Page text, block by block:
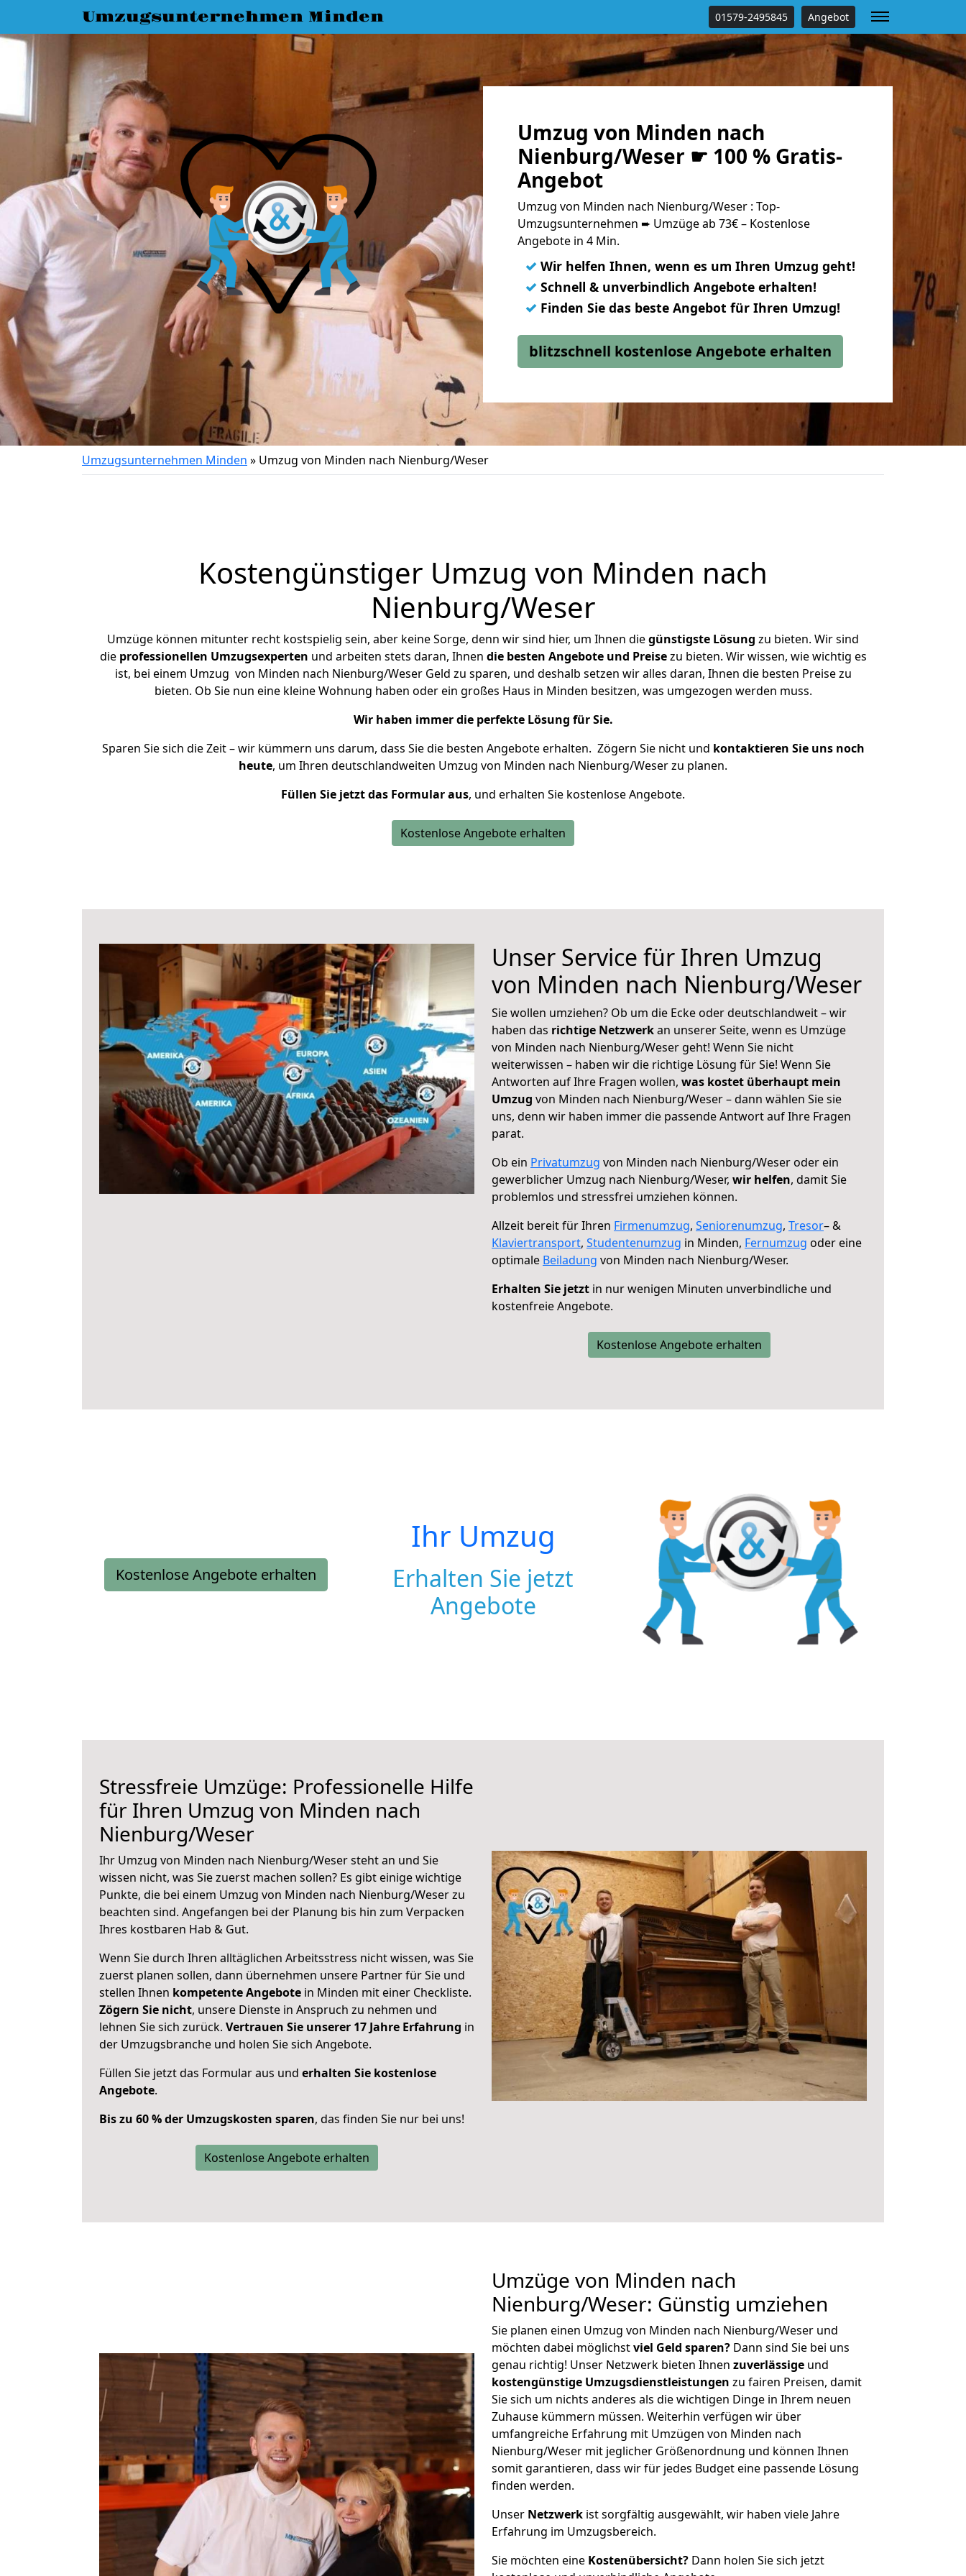
Umzugsunternehmen Minden 01579-2495845 Angebot
Umzug von Minden nach
Nienburg/Weser ☛ 100 % Gratis-
Angebot
Umzug von Minden nach Nienburg/Weser : Top-
Umzugsunternehmen ➨ Umzüge ab 73€ – Kostenlose
Angebote in 4 Min.
✓ Wir helfen Ihnen, wenn es um Ihren Umzug geht!
✓ Schnell & unverbindlich Angebote erhalten!
✓ Finden Sie das beste Angebot für Ihren Umzug!
blitzschnell kostenlose Angebote erhalten
Umzugsunternehmen Minden » Umzug von Minden nach Nienburg/Weser
Kostengünstiger Umzug von Minden nach
Nienburg/Weser
Umzüge können mitunter recht kostspielig sein, aber keine Sorge, denn wir sind hier, um Ihnen diegünstigste Lösung zu bieten. Wir sind
die professionellen Umzugsexperten und arbeiten stets daran, Ihnen die besten Angebote und Preisezu bieten. Wir wissen, wie wichtig es
ist, bei einem Umzug von Minden nach Nienburg/Weser Geld zu sparen, und deshalb setzen wir alles daran, Ihnen die besten Preise zu
bieten. Ob Sie nun eine kleine Wohnung haben oder ein großes Haus in Minden besitzen, was umgezogen werden muss.
Wir haben immer die perfekte Lösung für Sie.
Sparen Sie sich die Zeit – wir kümmern uns darum, dass Sie die besten Angebote erhalten. Zögern Sie nicht und kontaktieren Sie uns noch
heute, um Ihren deutschlandweiten Umzug von Minden nach Nienburg/Weser zu planen.
Füllen Sie jetzt das Formular aus, und erhalten Sie kostenlose Angebote.
Kostenlose Angebote erhalten
Unser Service für Ihren Umzug
von Minden nach Nienburg/Weser
Sie wollen umziehen? Ob um die Ecke oder deutschlandweit – wir
haben das richtige Netzwerkan unserer Seite, wenn es Umzüge
von Minden nach Nienburg/Weser geht! Wenn Sie nicht
weiterwissen – haben wir die richtige Lösung für Sie! Wenn Sie
Antworten auf Ihre Fragen wollen, was kostet überhaupt mein
Umzug von Minden nach Nienburg/Weser – dann wählen Sie sie
uns, denn wir haben immer die passende Antwort auf Ihre Fragen
parat.
Ob ein Privatumzug von Minden nach Nienburg/Weser oder ein
gewerblicher Umzug nach Nienburg/Weser, wir helfen, damit Sie
problemlos und stressfrei umziehen können.
Allzeit bereit für Ihren Firmenumzug, Seniorenumzug, Tresor– &
Klaviertransport, Studentenumzug in Minden, Fernumzug oder eine
optimale Beiladung von Minden nach Nienburg/Weser.
Erhalten Sie jetzt in nur wenigen Minuten unverbindliche und
kostenfreie Angebote.
Kostenlose Angebote erhalten
Kostenlose Angebote erhalten
Ihr Umzug
Erhalten Sie jetzt
Angebote
Stressfreie Umzüge: Professionelle Hilfe
für Ihren Umzug von Minden nach
Nienburg/Weser
Ihr Umzug von Minden nach Nienburg/Weser steht an und Sie
wissen nicht, was Sie zuerst machen sollen? Es gibt einige wichtige
Punkte, die bei einem Umzug von Minden nach Nienburg/Weser zu
beachten sind. Angefangen bei der Planung bis hin zum Verpacken
Ihres kostbaren Hab & Gut.
Wenn Sie durch Ihren alltäglichen Arbeitsstress nicht wissen, was Sie
zuerst planen sollen, dann übernehmen unsere Partner für Sie und
stellen Ihnen kompetente Angebote in Minden mit einer Checkliste.
Zögern Sie nicht, unsere Dienste in Anspruch zu nehmen und
lehnen Sie sich zurück. Vertrauen Sie unserer 17 Jahre Erfahrung in
der Umzugsbranche und holen Sie sich Angebote.
Füllen Sie jetzt das Formular aus und erhalten Sie kostenlose
Angebote.
Bis zu 60 % der Umzugskosten sparen, das finden Sie nur bei uns!
Kostenlose Angebote erhalten
Umzüge von Minden nach
Nienburg/Weser: Günstig umziehen
Sie planen einen Umzug von Minden nach Nienburg/Weser und
möchten dabei möglichstviel Geld sparen? Dann sind Sie bei uns
genau richtig! Unser Netzwerk bieten Ihnen zuverlässige und
kostengünstige Umzugsdienstleistungen zu fairen Preisen, damit
Sie sich um nichts anderes als die wichtigen Dinge in Ihrem neuen
Zuhause kümmern müssen. Weiterhin verfügen wir über
umfangreiche Erfahrung mit Umzügen von Minden nach
Nienburg/Weser mit jeglicher Größenordnung und können Ihnen
somit garantieren, dass wir für jedes Budget eine passende Lösung
finden werden.
Unser Netzwerk ist sorgfältig ausgewählt, wir haben viele Jahre
Erfahrung im Umzugsbereich.
Sie möchten eine Kostenübersicht? Dann holen Sie sich jetzt